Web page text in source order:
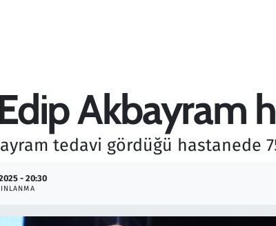
Akbayram
tedavi gördüğü hastanede
- 20:30